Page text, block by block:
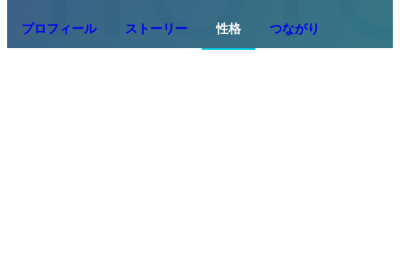
プロフィール ストーリー 性格 つながり